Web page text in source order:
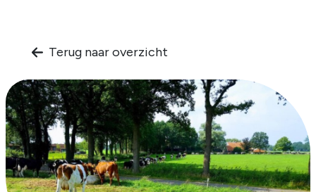
Terug naar overzicht